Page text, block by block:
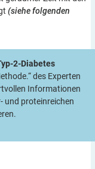
(siehe folgenden
2-Diabetes
des Experten
Informationen
und proteinreichen